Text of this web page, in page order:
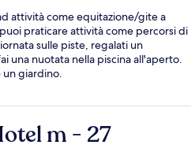
attività come equitazione/gite a
praticare attività come percorsi di
sulle piste, regalati un
una nuotata nella piscina all'aperto.
un giardino.
m - 27